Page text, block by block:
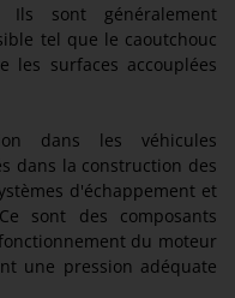
Ils sont généralement
tel que le caoutchouc
les surfaces accouplées
dans les véhicules
dans la construction des
d'échappement et
sont des composants
du moteur
une pression adéquate